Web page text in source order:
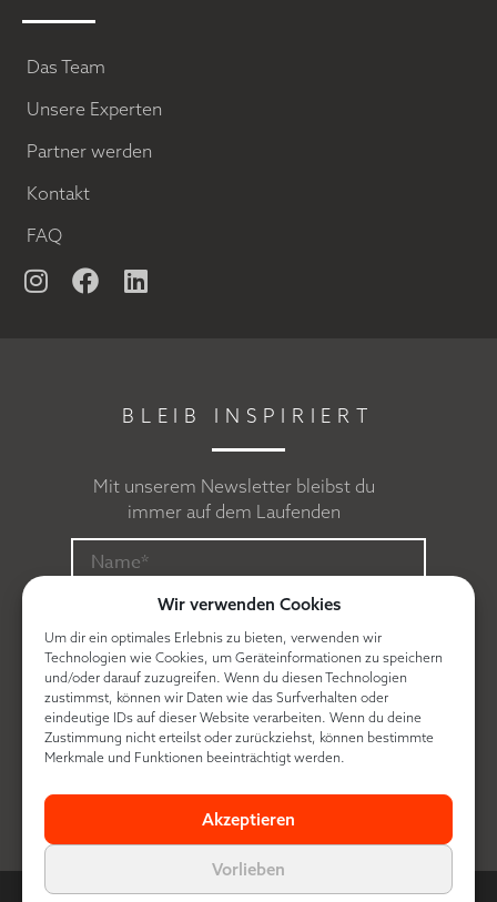
Wir verwenden Cookies
Um dir ein optimales Erlebnis zu bieten, verwenden wir
Technologien wie Cookies, um Geräteinformationen zu speichern
und/oder darauf zuzugreifen. Wenn du diesen Technologien
zustimmst, können wir Daten wie das Surfverhalten oder
eindeutige IDs auf dieser Website verarbeiten. Wenn du deine
Zustimmung nicht erteilst oder zurückziehst, können bestimmte
Merkmale und Funktionen beeinträchtigt werden.
Akzeptieren
Vorlieben
Das Team
Unsere Experten
Partner werden
Kontakt
FAQ
BLEIB INSPIRIERT
Mit unserem Newsletter bleibst du
immer auf dem Laufenden
Ich erkläre mich mit derDatenschutzerklärung
© Contra made by